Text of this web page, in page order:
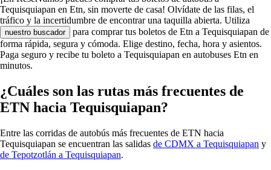
Tequisquiapan en Etn, sin moverte de casa! Olvídate de las filas, el
tráfico y la incertidumbre de encontrar una taquilla abierta. Utiliza
nuestro buscador
para comprar tus boletos de Etn a Tequisquiapan de
forma rápida, segura y cómoda. Elige destino, fecha, hora y asientos.
Paga seguro y recibe tu boleto a Tequisquiapan en autobuses Etn en
minutos.
¿Cuáles son las rutas más frecuentes de
ETN hacia Tequisquiapan?
Entre las corridas de autobús más frecuentes de ETN hacia
Tequisquiapan se encuentran las salidas de CDMX a Tequisquiapan y
de Tepotzotlán a Tequisquiapan.